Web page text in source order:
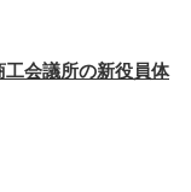
会議所の新役員体